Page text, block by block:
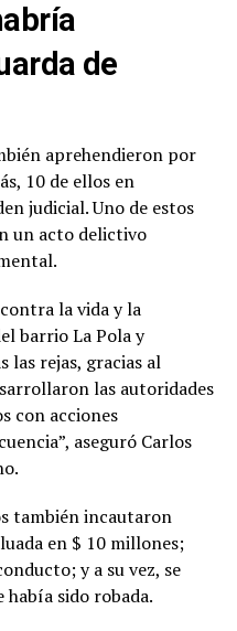
de
aprehendieron por
10 de ellos en
judicial. Uno de estos
un acto delictivo
la vida y la
barrio La Pola y
las rejas, gracias al
las autoridades
con acciones
aseguró Carlos
también incautaron
en $ 10 millones;
y a su vez, se
sido robada.